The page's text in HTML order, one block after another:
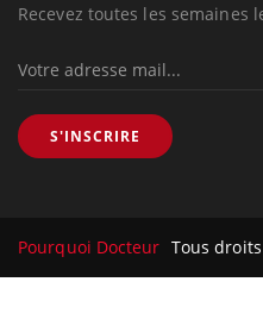
Recevez toutes les semaines
S'INSCRIRE
Pourquoi Docteur Tous